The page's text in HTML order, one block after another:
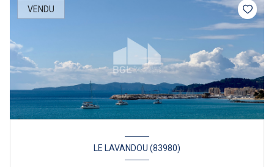
VENDU
LE LAVANDOU (83980)